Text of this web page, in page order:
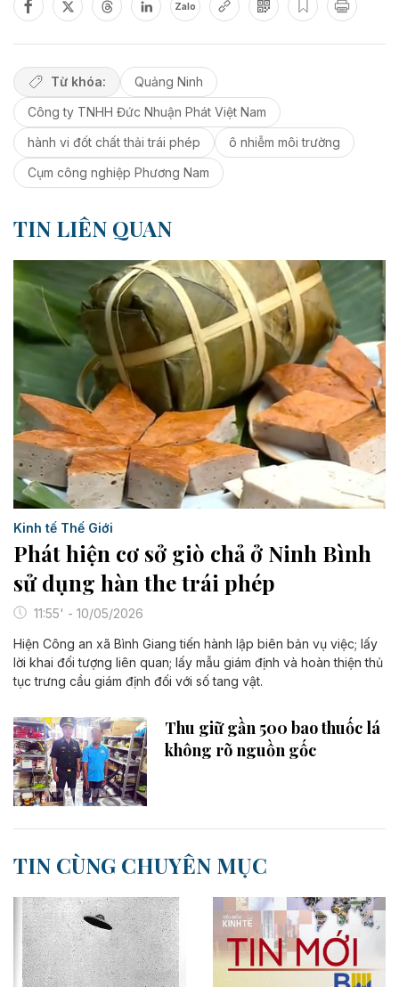
Zalo
Từ khóa:
Quảng Ninh
Công ty TNHH Đức Nhuận Phát Việt Nam
hành vi đốt chất thải trái phép
ô nhiễm môi trường
Cụm công nghiệp Phương Nam
TIN LIÊN QUAN
Kinh tế Thế Giới
Phát hiện cơ sở giò chả ở Ninh Bình
sử dụng hàn the trái phép
11:55' - 10/05/2026
Hiện Công an xã Bình Giang tiến hành lập biên bản vụ việc; lấy
lời khai đối tượng liên quan; lấy mẫu giám định và hoàn thiện thủ
tục trưng cầu giám định đối với số tang vật.
Thu giữ gần 500 bao thuốc lá
không rõ nguồn gốc
TIN CÙNG CHUYÊN MỤC